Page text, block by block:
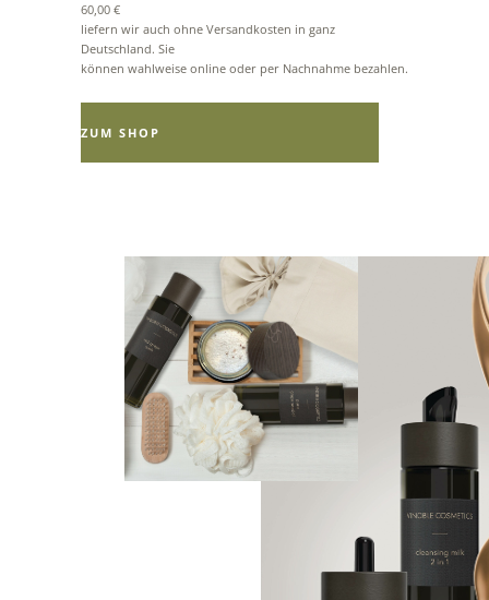
60,00 €
liefern wir auch ohne Versandkosten in ganz
Deutschland. Sie
können wahlweise online oder per Nachnahme bezahlen.
ZUM SHOP